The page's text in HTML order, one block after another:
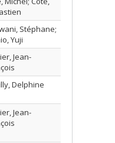
Stéphane;
Yuji
Jean-
Delphine
Jean-